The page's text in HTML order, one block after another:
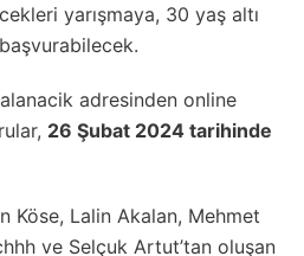
yarışmaya, 30 yaş altı
başvurabilecek.
adresinden online
26 Şubat 2024 tarihinde
Köse, Lalin Akalan, Mehmet
ve Selçuk Artut’tan oluşan